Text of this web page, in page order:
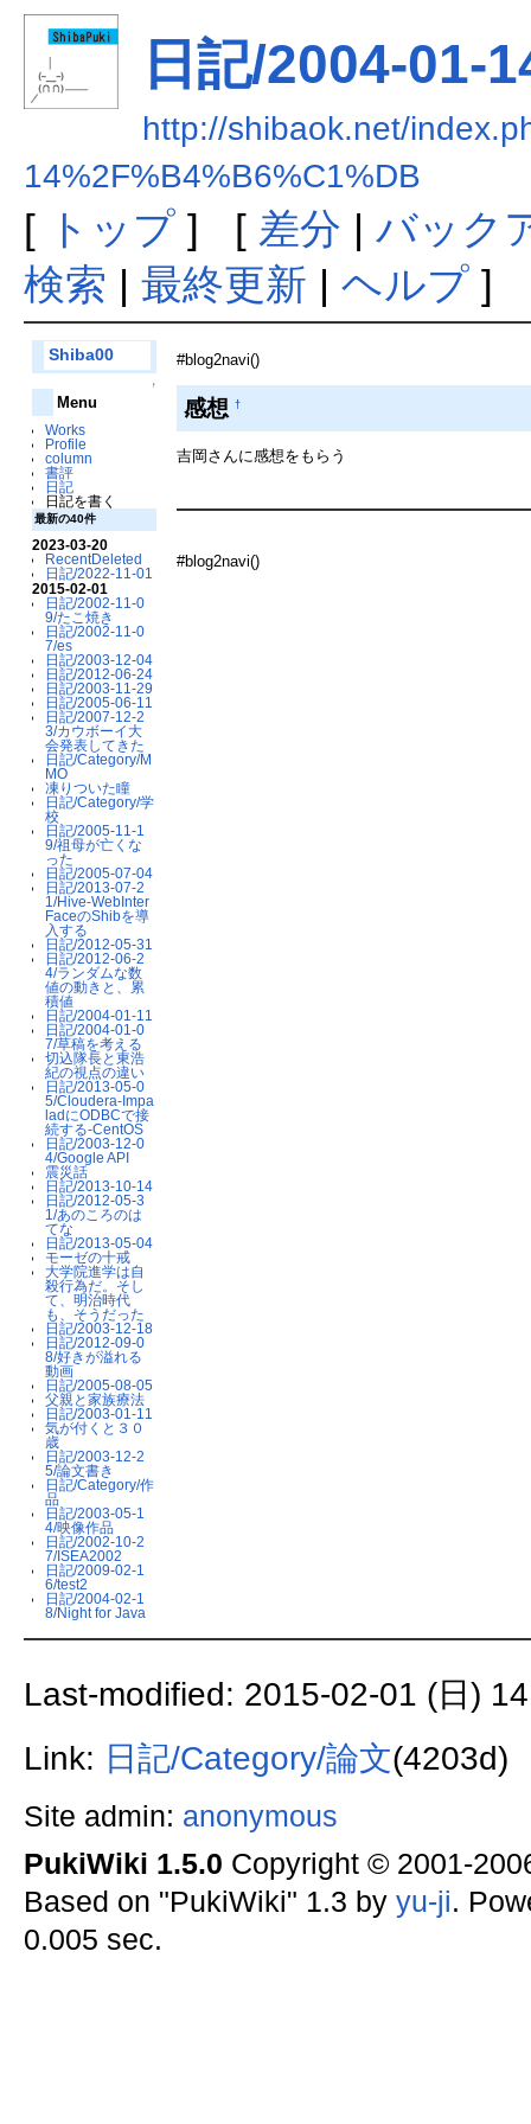
日記/2004-01-
http://shibaok.net/
14%2F%B4%B6%C1%DB
[ トップ] [ 差分 | バック
検索 | 最終更新 | ヘルプ]
Shiba00
↑
Menu
Works
Profile
column
書評
日記
日記を書く
最新の40件
2023-03-20
RecentDeleted
日記/2022-11-01
2015-02-01
日記/2002-11-0
9/たこ焼き
日記/2002-11-0
7/es
日記/2003-12-04
日記/2012-06-24
日記/2003-11-29
日記/2005-06-11
日記/2007-12-2
3/カウボーイ大
会発表してきた
日記/Category/M
MO
凍りついた瞳
日記/Category/学
校
日記/2005-11-1
9/祖母が亡くな
った
日記/2005-07-04
日記/2013-07-2
1/Hive-WebInter
FaceのShibを導
入する
日記/2012-05-31
日記/2012-06-2
4/ランダムな数
値の動きと、累
積値
日記/2004-01-11
日記/2004-01-0
7/草稿を考える
切込隊長と東浩
紀の視点の違い
日記/2013-05-0
5/Cloudera-Impa
ladにODBCで接
続する-CentOS
日記/2003-12-0
4/Google API
震災話
日記/2013-10-14
日記/2012-05-3
1/あのころのは
てな
日記/2013-05-04
モーゼの十戒
大学院進学は自
殺行為だ。そし
て、明治時代
も、そうだった
日記/2003-12-18
日記/2012-09-0
8/好きが溢れる
動画
日記/2005-08-05
父親と家族療法
日記/2003-01-11
気が付くと３０
歳
日記/2003-12-2
5/論文書き
日記/Category/作
品
日記/2003-05-1
4/映像作品
日記/2002-10-2
7/ISEA2002
日記/2009-02-1
6/test2
日記/2004-02-1
8/Night for Java
#blog2navi()
感想 †
吉岡さんに感想をもらう
#blog2navi()
Last-modified: 2015-02-01 (日)
Link: 日記/Category/論文(4203d)
Site admin: anonymous
PukiWiki 1.5.0 Copyright © 2001-
Based on "PukiWiki" 1.3 by yu-ji.
0.005 sec.